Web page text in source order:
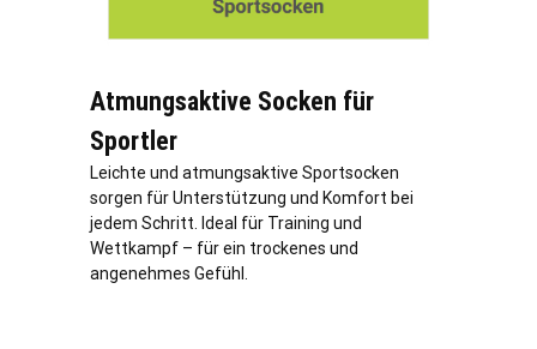
Atmungsaktive Socken für
Sportler
Leichte und atmungsaktive Sportsocken
sorgen für Unterstützung und Komfort bei
jedem Schritt. Ideal für Training und
Wettkampf – für ein trockenes und
angenehmes Gefühl.